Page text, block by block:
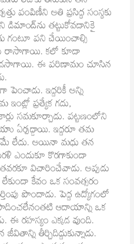
పంపిణీని అతి ప్రసిద్ధ సంస్థకు
డిమాండ్‌ను తట్టుకోవడానికై
గంటూ పని చేయించాల్సి
రాసాగాయి. కలో కూడా
ఈ పరిణామం చూసిన
పెంచాడు. ఇద్దరికీ అన్ని
ప్రత్యేక గదు,
సమకూర్చాడు. పట్టణంలోని
ఏర్పడ్డాయి. ఇద్దరూ తమ
లేదు. అయినా మధు తన
ఎందుకూ కొరగాకుండా
విచారించేవాడు. అప్పడు
కేవం ఒక సంవత్సరం
పొందాడు. పెద్ద ఉద్యోగంలో
ఆదాయాన్ని ఒక
ఈ రహస్యం ఎక్కడ వుంది.
తీర్చిదిద్దుకున్నాడు.